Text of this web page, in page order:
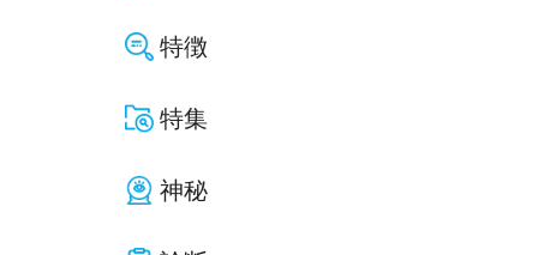
特徴
特集
神秘